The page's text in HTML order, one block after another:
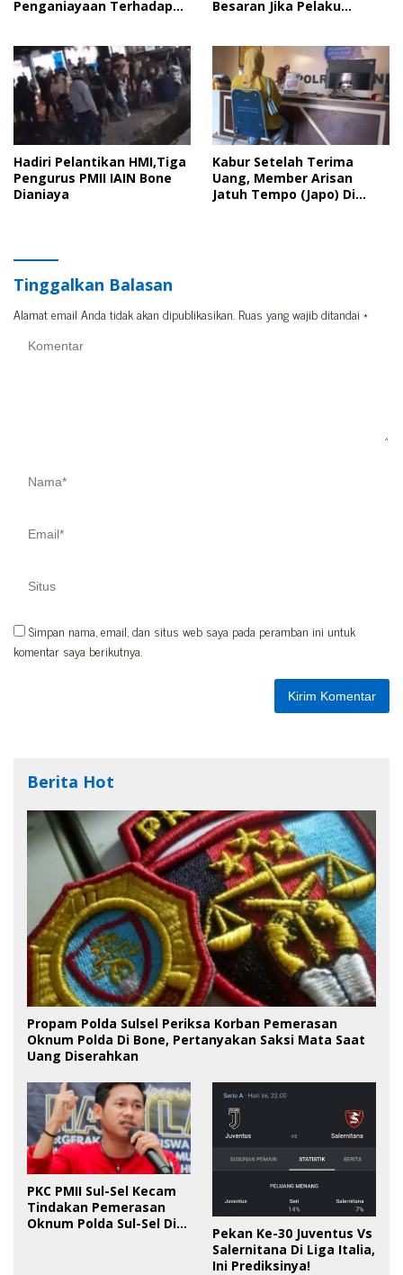
Penganiayaan Terhadap
Besaran Jika Pelaku
Hadiri Pelantikan HMI,Tiga
Pengurus PMII IAIN Bone
Dianiaya
Kabur Setelah Terima
Uang, Member Arisan
Jatuh Tempo (Japo) Di
Tinggalkan Balasan
Alamat email Anda tidak akan dipublikasikan. Ruas yang wajib ditandai *
Simpan nama, email, dan situs web saya pada peramban ini untuk
komentar saya berikutnya.
Berita Hot
Propam Polda Sulsel Periksa Korban Pemerasan
Oknum Polda Di Bone, Pertanyakan Saksi Mata Saat
Uang Diserahkan
PKC PMII Sul-Sel Kecam
Tindakan Pemerasan
Oknum Polda Sul-Sel Di
Pekan Ke-30 Juventus Vs
Salernitana Di Liga Italia,
Ini Prediksinya!